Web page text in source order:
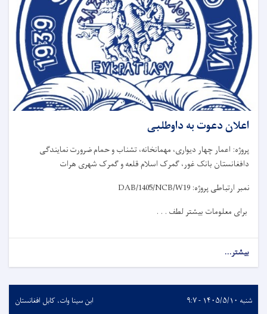
اعلان دعوت به داوطلبی
پروژه: اعمار چهار دیواری، مهمانخانه، تشناب و حمام ضرورت نمایندگی
دافغانستان بانک غور، گمرک اسلام قلعه و گمرک شهری هرات
نمبر ارتباطی پروژه: DAB/1405/NCB/W19
برای معلومات بیشتر لطف . . .
بیشتر...
شنبه ۱۴۰۵/۵/۱۰ - ۹:۷ ابن سینا وات، کابل افغانستان